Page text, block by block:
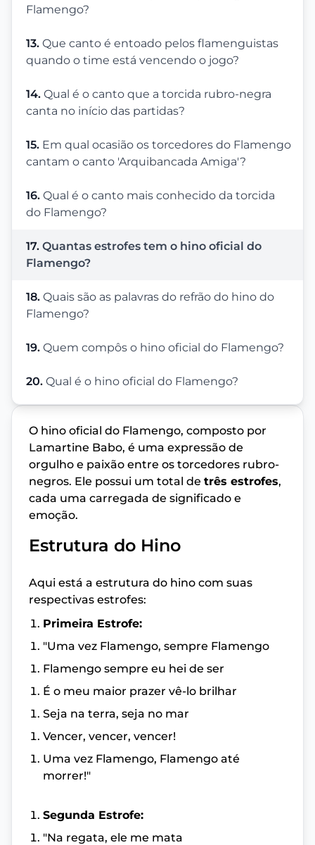
Flamengo?
13. Que canto é entoado pelos flamenguistas
quando o time está vencendo o jogo?
14. Qual é o canto que a torcida rubro-negra
canta no início das partidas?
15. Em qual ocasião os torcedores do Flamengo
cantam o canto 'Arquibancada Amiga'?
16. Qual é o canto mais conhecido da torcida
do Flamengo?
17. Quantas estrofes tem o hino oficial do
Flamengo?
18. Quais são as palavras do refrão do hino do
Flamengo?
19. Quem compôs o hino oficial do Flamengo?
20. Qual é o hino oficial do Flamengo?
O hino oficial do Flamengo, composto por
Lamartine Babo, é uma expressão de
orgulho e paixão entre os torcedores rubro-
negros. Ele possui um total de três estrofes,
cada uma carregada de significado e
emoção.
Estrutura do Hino
Aqui está a estrutura do hino com suas
respectivas estrofes:
Primeira Estrofe:
"Uma vez Flamengo, sempre Flamengo
Flamengo sempre eu hei de ser
É o meu maior prazer vê-lo brilhar
Seja na terra, seja no mar
Vencer, vencer, vencer!
Uma vez Flamengo, Flamengo até
morrer!"
Segunda Estrofe:
"Na regata, ele me mata